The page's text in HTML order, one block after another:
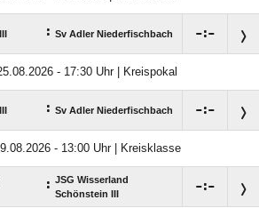
: Sv Adler Niederfischbach :
- 17:30 Uhr | Kreispokal
: Sv Adler Niederfischbach :
- 13:00 Uhr | Kreisklasse
: JSG Wisserland
Schönstein III
: